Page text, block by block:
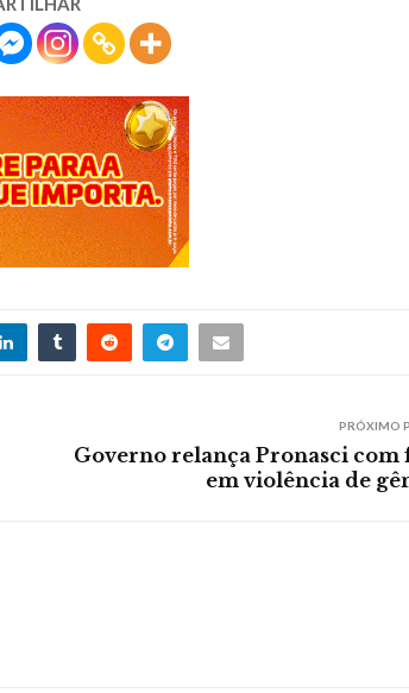
PRÓXIMO
Governo relança Pronasci com
em violência de